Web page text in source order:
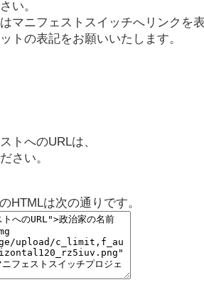
い。
マニフェストスイッチへリンクを表
トの表記をお願いいたします。
トへのURLは、
さい。
HTMLは次の通りです。